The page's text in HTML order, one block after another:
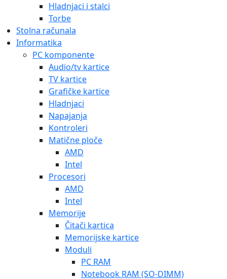
Hladnjaci i stalci
Torbe
Stolna računala
Informatika
PC komponente
Audio/tv kartice
TV kartice
Grafičke kartice
Hladnjaci
Napajanja
Kontroleri
Matične ploče
AMD
Intel
Procesori
AMD
Intel
Memorije
Čitači kartica
Memorijske kartice
Moduli
PC RAM
Notebook RAM (SO-DIMM)